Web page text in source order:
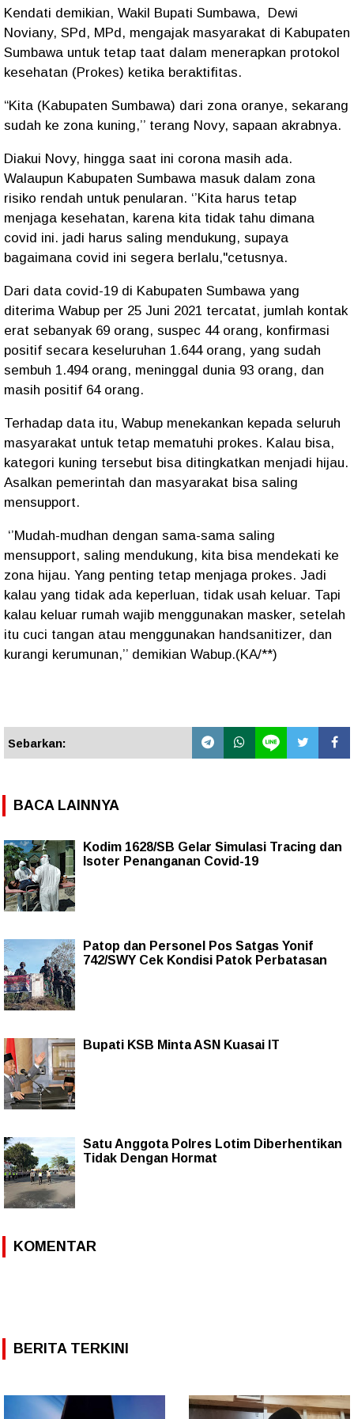
Kendati demikian, Wakil Bupati Sumbawa, Dewi
Noviany, SPd, MPd, mengajak masyarakat di Kabupaten
Sumbawa untuk tetap taat dalam menerapkan protokol
kesehatan (Prokes) ketika beraktifitas.
“Kita (Kabupaten Sumbawa) dari zona oranye, sekarang
sudah ke zona kuning,’’ terang Novy, sapaan akrabnya.
Diakui Novy, hingga saat ini corona masih ada.
Walaupun Kabupaten Sumbawa masuk dalam zona
risiko rendah untuk penularan. ‘’Kita harus tetap
menjaga kesehatan, karena kita tidak tahu dimana
covid ini. jadi harus saling mendukung, supaya
bagaimana covid ini segera berlalu,"cetusnya.
Dari data covid-19 di Kabupaten Sumbawa yang
diterima Wabup per 25 Juni 2021 tercatat, jumlah kontak
erat sebanyak 69 orang, suspec 44 orang, konfirmasi
positif secara keseluruhan 1.644 orang, yang sudah
sembuh 1.494 orang, meninggal dunia 93 orang, dan
masih positif 64 orang.
Terhadap data itu, Wabup menekankan kepada seluruh
masyarakat untuk tetap mematuhi prokes. Kalau bisa,
kategori kuning tersebut bisa ditingkatkan menjadi hijau.
Asalkan pemerintah dan masyarakat bisa saling
mensupport.
‘’Mudah-mudhan dengan sama-sama saling
mensupport, saling mendukung, kita bisa mendekati ke
zona hijau. Yang penting tetap menjaga prokes. Jadi
kalau yang tidak ada keperluan, tidak usah keluar. Tapi
kalau keluar rumah wajib menggunakan masker, setelah
itu cuci tangan atau menggunakan handsanitizer, dan
kurangi kerumunan,’’ demikian Wabup.(KA/**)
Sebarkan:
BACA LAINNYA
Kodim 1628/SB Gelar Simulasi Tracing dan
Isoter Penanganan Covid-19
Patop dan Personel Pos Satgas Yonif
742/SWY Cek Kondisi Patok Perbatasan
Bupati KSB Minta ASN Kuasai IT
Satu Anggota Polres Lotim Diberhentikan
Tidak Dengan Hormat
KOMENTAR
BERITA TERKINI